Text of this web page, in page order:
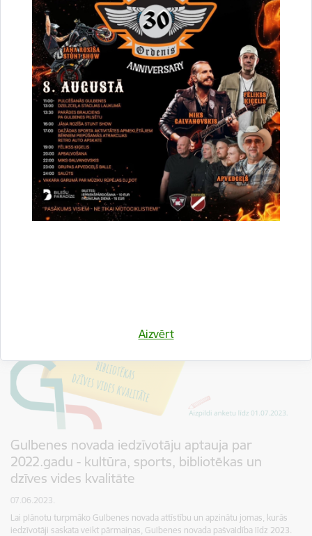
Aizvērt
Gulbenes novada iedzīvotāju aptauja par
2022.gadu - apkopojums
12.12.2023.
Lai plānotu turpmāko Gulbenes novada attīstību un apzinātu jomas, kurās
iedzīvotāji saskata veikt pārmaiņas, Gulbenes novada pašvaldība 2023.gadā
organizēja aptaujas, aicinot ikvienu novada…
Aptauja Pašvaldība informē
Gulbenes novada iedzīvotāju aptauja par
2022.gadu - kultūra, sports, bibliotēkas un
dzīves vides kvalitāte
07.06.2023.
Lai plānotu turpmāko Gulbenes novada attīstību un apzinātu jomas, kurās
iedzīvotāji saskata veikt pārmaiņas, Gulbenes novada pašvaldība līdz 2023.